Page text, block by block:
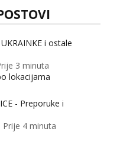
i ostale
3 minuta
lokacijama
- Preporuke i
Prije 4 minuta